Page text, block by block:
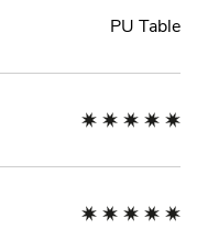
PU Table